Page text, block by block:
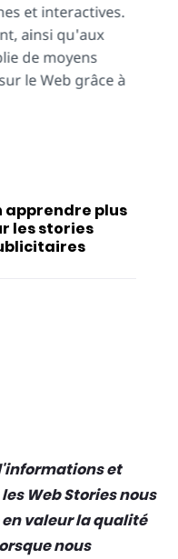
et interactives.
ainsi qu'aux
de moyens
le Web grâce à
apprendre plus
les stories
et
Web Stories nous
valeur la qualité
nous